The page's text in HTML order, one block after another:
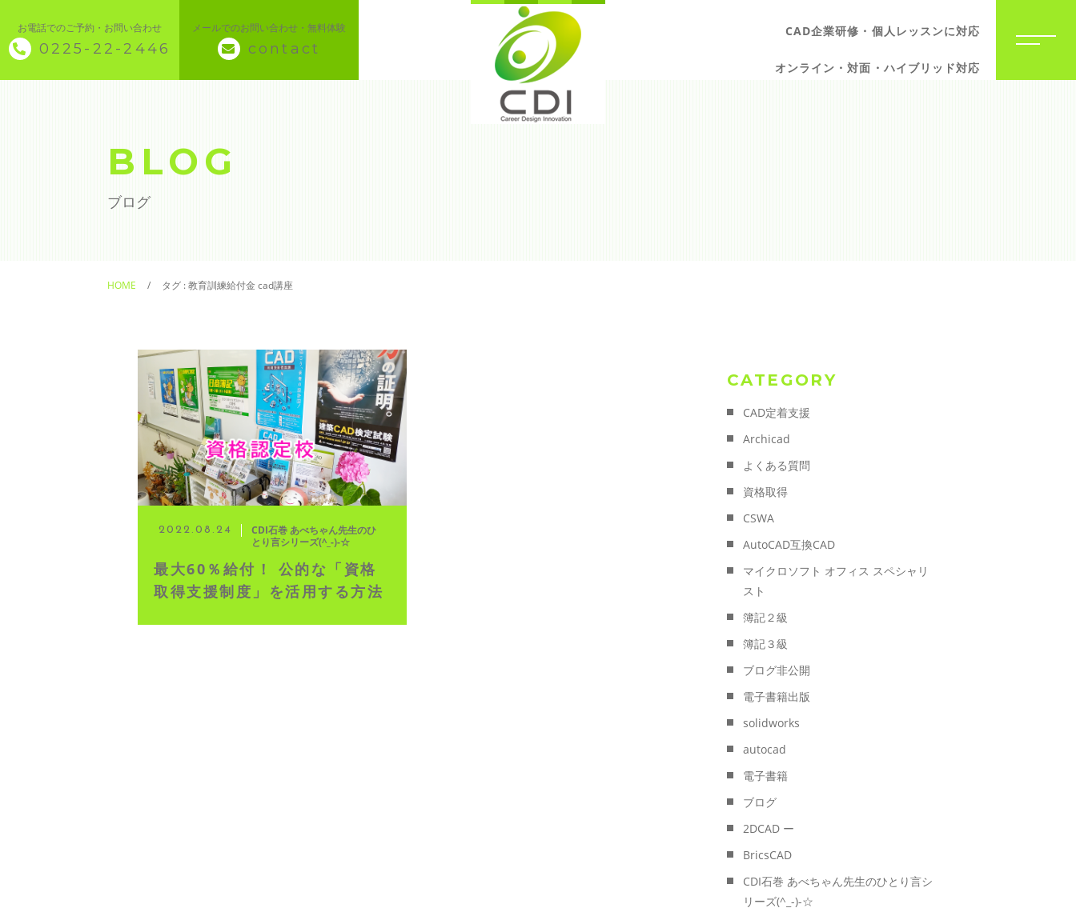
お電話でのご予約・お問い合わせ
0225-22-2446
メールでのお問い合わせ・無料体験
contact
CAD企業研修・個人レッスンに対応
オンライン・対面・ハイブリッド対応
◇ トップページ
◆ CAD・BIM
◆ 資格･ネット試験
◆ オンラインによる授業／体験
◇ 書籍出版
◇ Youtubeチャンネル・ライブ配信
◇ よくある質問
◇ お客様の声
BLOG
ブログ
HOME タグ : 教育訓練給付金 cad講座
2022.08.24
CDI石巻 あべちゃん先生のひ
とり言シリーズ(^_-)-☆
最大60％給付！ 公的な「資格
取得支援制度」を活用する方法
CATEGORY
CAD定着支援
Archicad
よくある質問
資格取得
CSWA
AutoCAD互換CAD
マイクロソフト オフィス スペシャリ
スト
簿記２級
簿記３級
ブログ非公開
電子書籍出版
solidworks
autocad
電子書籍
ブログ
2DCAD ー
BricsCAD
CDI石巻 あべちゃん先生のひとり言シ
リーズ(^_-)-☆